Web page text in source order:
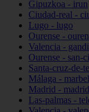
Gipuzkoa - irun
Ciudad-real -
Lugo - lugo
Ourense -
Valencia -
Ourense - san-
Santa-cruz-de-
Málaga -
Madrid - madrid
Las-palmas -